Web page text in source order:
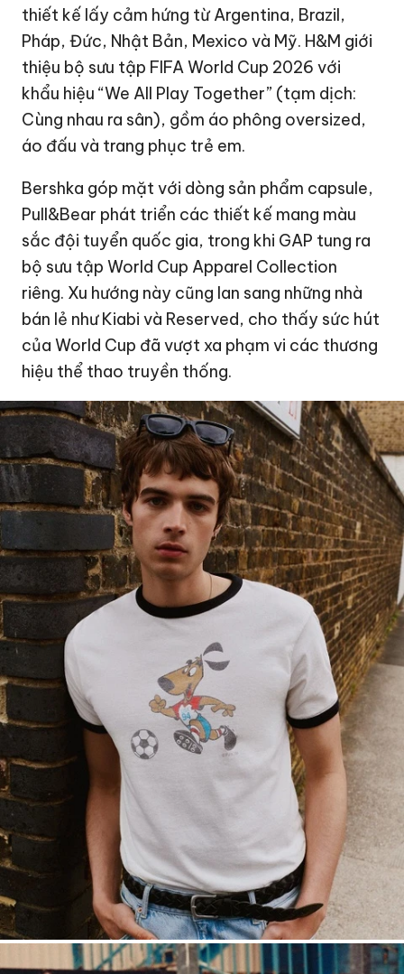
thiết kế lấy cảm hứng từ Argentina, Brazil,
Pháp, Đức, Nhật Bản, Mexico và Mỹ. H&M giới
thiệu bộ sưu tập FIFA World Cup 2026 với
khẩu hiệu “We All Play Together” (tạm dịch:
Cùng nhau ra sân), gồm áo phông oversized,
áo đấu và trang phục trẻ em.
Bershka góp mặt với dòng sản phẩm capsule,
Pull&Bear phát triển các thiết kế mang màu
sắc đội tuyển quốc gia, trong khi GAP tung ra
bộ sưu tập World Cup Apparel Collection
riêng. Xu hướng này cũng lan sang những nhà
bán lẻ như Kiabi và Reserved, cho thấy sức hút
của World Cup đã vượt xa phạm vi các thương
hiệu thể thao truyền thống.